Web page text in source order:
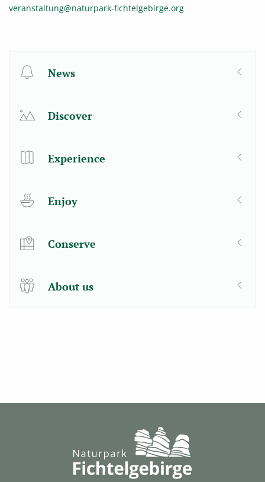
veranstaltung@naturpark-fichtelgebirge.org
News
Discover
Experience
Enjoy
Conserve
About us